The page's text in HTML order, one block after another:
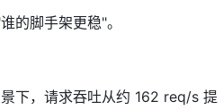
的脚手架更稳"。
下，请求吞吐从约 162 req/s 提